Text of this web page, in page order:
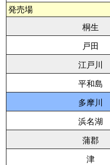
発売場
桐生
戸田
江戸川
平和島
多摩川
浜名湖
蒲郡
津